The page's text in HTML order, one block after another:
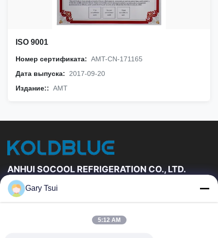
ISO 9001
Номер сертификата: AMT-CN-171165
Дата выпуска:
2017-09-20
Издание:: AMT
ANHUI SOCOOL REFRIGERATION CO., LTD.
Быстрые Связи
О Нас
Gary Tsui
5:12 AM